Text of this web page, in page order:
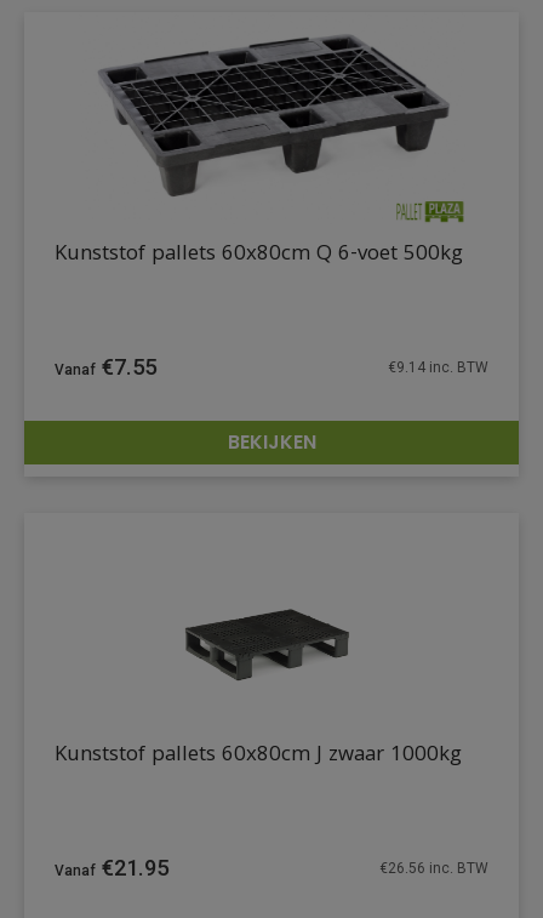
DETAILS
Kunststof pallets 60x80cm Q 6-voet 500kg
€7.55 €9.14 inc. BTW
BEKIJKEN
Kunststof pallets 60x80cm J zwaar 1000kg
€21.95 €26.56 inc. BTW